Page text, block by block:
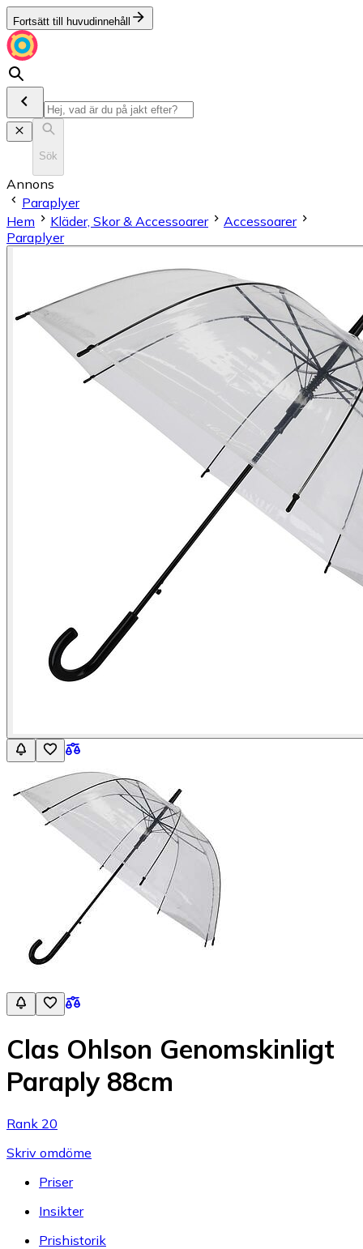
Fortsätt till huvudinnehåll
Sök
Annons
Paraplyer
Hem
Kläder, Skor & Accessoarer
Accessoarer
Paraplyer
Clas Ohlson Genomskinligt
Paraply 88cm
Rank 20
Skriv omdöme
Priser
Insikter
Prishistorik